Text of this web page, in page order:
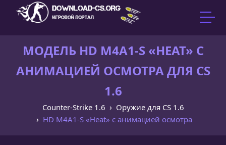
МОДЕЛЬ HD M4A1-S «HEAT» С
АНИМАЦИЕЙ ОСМОТРА ДЛЯ CS
1.6
Counter-Strike 1.6
Оружие для CS 1.6
HD M4A1-S «Heat» с анимацией осмотра